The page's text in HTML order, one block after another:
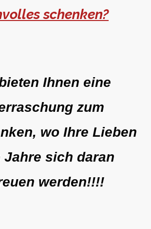
schenken?
Ihnen eine
zum
wo Ihre Lieben
Jahre sich daran
werden!!!!